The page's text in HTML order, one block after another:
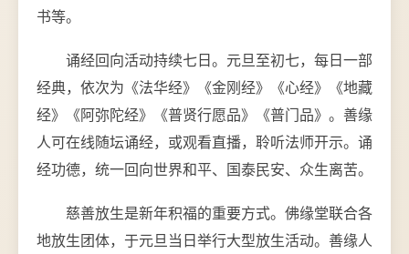
书等。
诵经回向活动持续七日。元旦至初七，每日一部
经典，依次为《法华经》《金刚经》《心经》《地藏
经》《阿弥陀经》《普贤行愿品》《普门品》。善缘
人可在线随坛诵经，或观看直播，聆听法师开示。诵
经功德，统一回向世界和平、国泰民安、众生离苦。
慈善放生是新年积福的重要方式。佛缘堂联合各
地放生团体，于元旦当日举行大型放生活动。善缘人